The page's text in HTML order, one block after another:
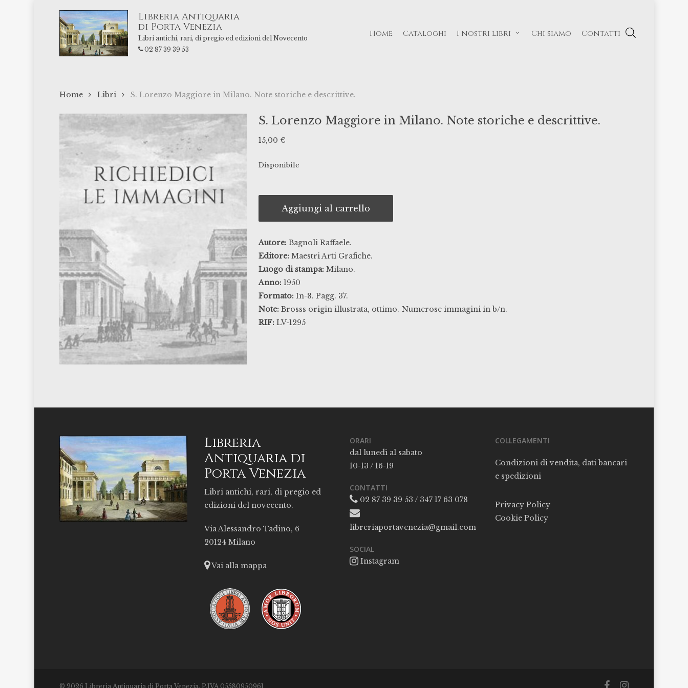
Libreria Antiquaria
di Porta Venezia
Libri antichi, rari, di pregio ed edizioni del Novecento
02 87 39 39 53
Home Cataloghi I nostri libri Chi siamo Contatti
Home Libri S. Lorenzo Maggiore in Milano. Note storiche e descrittive.
S. Lorenzo Maggiore in Milano. Note storiche e descrittive.
15,00 €
Disponibile
Aggiungi al carrello
Autore: Bagnoli Raffaele.
Editore: Maestri Arti Grafiche.
Luogo di stampa: Milano.
Anno: 1950
Formato: In-8. Pagg. 37.
Note: Brosss origin illustrata, ottimo. Numerose immagini in b/n.
RIF: LV-1295
Libreria
Antiquaria di
Porta Venezia
Libri antichi, rari, di pregio ed
edizioni del novecento.
Via Alessandro Tadino, 6
20124 Milano
Vai alla mappa
ORARI
dal lunedì al sabato
10-13 / 16-19
CONTATTI
02 87 39 39 53 / 347 17 63 078
libreriaportavenezia@gmail.com
SOCIAL
Instagram
COLLEGAMENTI
Condizioni di vendita, dati bancari
e spedizioni
Privacy Policy
Cookie Policy
© 2026 Libreria Antiquaria di Porta Venezia. P.IVA 05580950961 facebookinstagram